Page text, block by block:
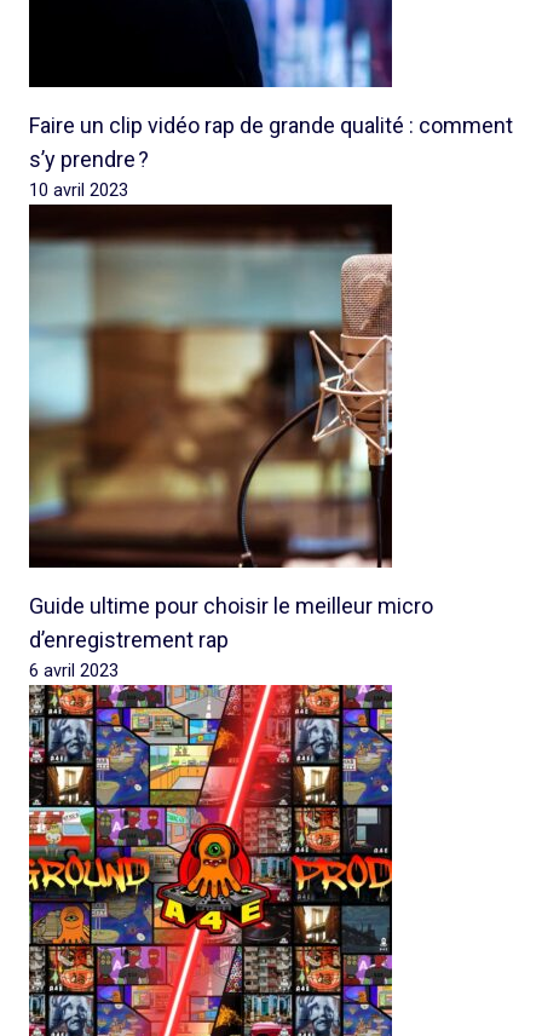
Faire un clip vidéo rap de grande qualité : comment
s’y prendre ?
10 avril 2023
Guide ultime pour choisir le meilleur micro
d’enregistrement rap
6 avril 2023